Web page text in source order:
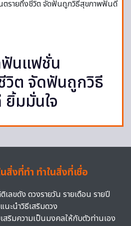
นแฟชั่น
วิต จัดฟันถูกวิธี
มมั่นใจ
สิ่งที่ทำ ทำในสิ่งที่เชื่อ
เลขดัง ดวงรายวัน รายเดือน รายปี
ะนำวิธีเสริมดวง
สริมความเป็นมงคลให้กับตัวท่านเอง